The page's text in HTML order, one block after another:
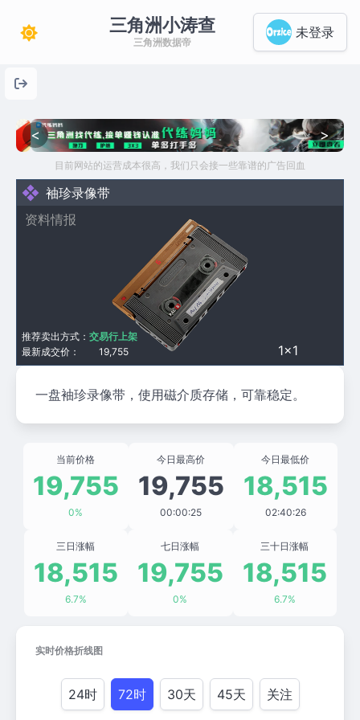
三角洲小涛查
三角洲数据帝
未登录
< >
目前网站的运营成本很高，我们只会接一些靠谱的广告回血
袖珍录像带
资料情报
1×1
最新成交价： 19,755
推荐卖出方式： 交易行上架
一盘袖珍录像带，使用磁介质存储，可靠稳定。
当前价格
19,755
0%
今日最高价
19,755
00:00:25
今日最低价
18,515
02:40:26
三日涨幅
18,515
6.7%
七日涨幅
19,755
0%
三十日涨幅
18,515
6.7%
实时价格折线图
24时 72时 30天 45天 关注